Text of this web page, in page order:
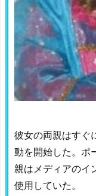
彼女の両親はすぐ
動を開始した。ポ
親はメディアのイ
使用していた。